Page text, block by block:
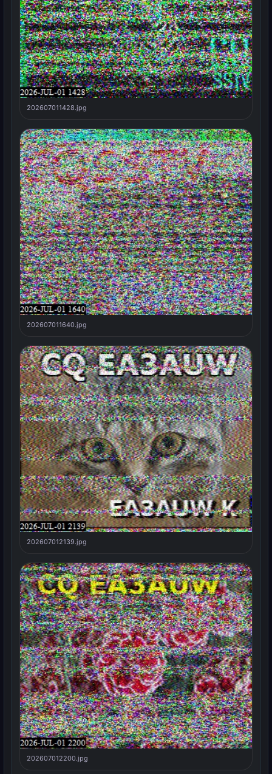
202607011428.jpg
202607011640.jpg
202607012139.jpg
202607012200.jpg